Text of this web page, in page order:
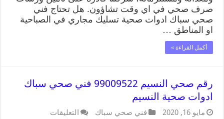
صرف صحي في اي وقت تشاؤون. هل تحتاج فني
صحي سباك ادوات صحية تسليك مجاري في الصباحية
او المناطق …
أكمل القراءة »
رقم صحي النسيم 99009522 فني صحي سباك
ادوات صحية النسيم
مايو 16, 2020 فني صحي سباك التعليقات